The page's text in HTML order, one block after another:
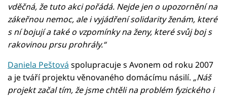
vděčná, že tuto akci pořádá. Nejde jen o upozornění na
zákeřnou nemoc, ale i vyjádření solidarity ženám, které
s ní bojují a také o vzpomínky na ženy, které svůj boj s
rakovinou prsu prohrály.“
Daniela Peštová spolupracuje s Avonem od roku 2007
a je tváří projektu věnovaného domácímu násilí. „Náš
projekt začal tím, že jsme chtěli na problém fyzického i